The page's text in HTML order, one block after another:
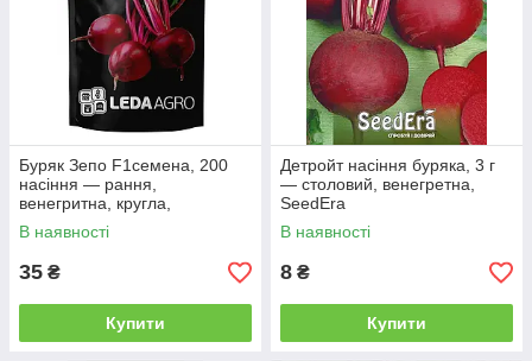
Буряк Зепо F1семена, 200
насіння — рання,
венегритна, кругла,
LEDAAGRO
В наявності
35 ₴
Купити
Детройт насіння буряка, 3 г
— столовий, венегретна,
SeedEra
В наявності
8 ₴
Купити